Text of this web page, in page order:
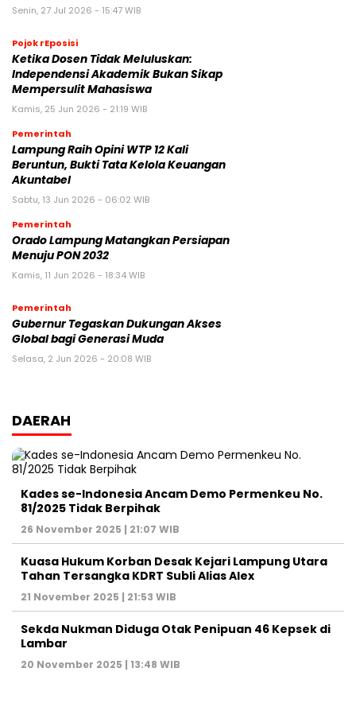
Senin, 27 Jul 2026 - 15:47 WIB
Pojok rEposisi
Ketika Dosen Tidak Meluluskan:
Independensi Akademik Bukan Sikap
Mempersulit Mahasiswa
Kamis, 25 Jun 2026 - 21:19 WIB
Pemerintah
Lampung Raih Opini WTP 12 Kali
Beruntun, Bukti Tata Kelola Keuangan
Akuntabel
Sabtu, 13 Jun 2026 - 06:02 WIB
Pemerintah
Orado Lampung Matangkan Persiapan
Menuju PON 2032
Kamis, 11 Jun 2026 - 18:34 WIB
Pemerintah
Gubernur Tegaskan Dukungan Akses
Global bagi Generasi Muda
Selasa, 2 Jun 2026 - 20:08 WIB
DAERAH
Kades se-Indonesia Ancam Demo Permenkeu No.
81/2025 Tidak Berpihak
26 November 2025 | 21:07 WIB
Kuasa Hukum Korban Desak Kejari Lampung Utara
Tahan Tersangka KDRT Subli Alias Alex
21 November 2025 | 21:53 WIB
Sekda Nukman Diduga Otak Penipuan 46 Kepsek di
Lambar
20 November 2025 | 13:48 WIB